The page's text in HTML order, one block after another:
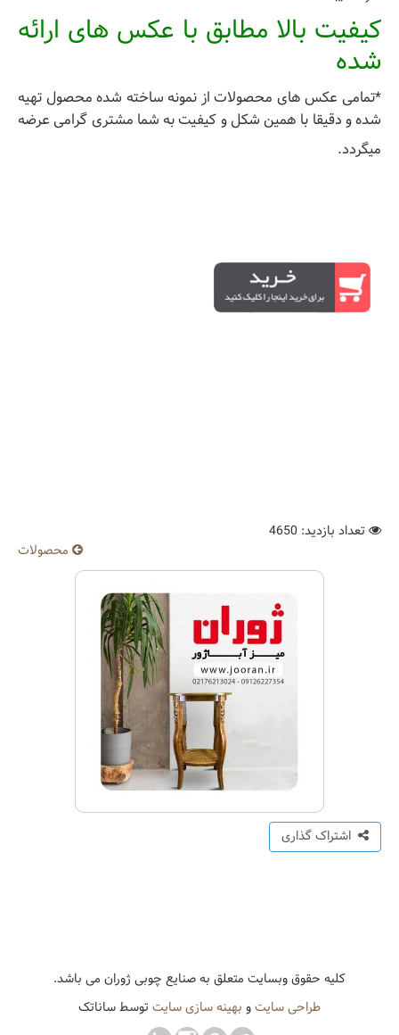
کیفیت بالا مطابق با عکس های ارائه
شده
*تمامی عکس های محصولات از نمونه ساخته شده محصول تهیه
شده و دقیقا با همین شکل و کیفیت به شما مشتری گرامی عرضه
میگردد.
تعداد بازدید: 4650
محصولات
اشتراک گذاری
کلیه حقوق وبسایت متعلق به صنایع چوبی ژوران می باشد.
طراحی سایتو بهینه سازی سایت توسط ساناتک